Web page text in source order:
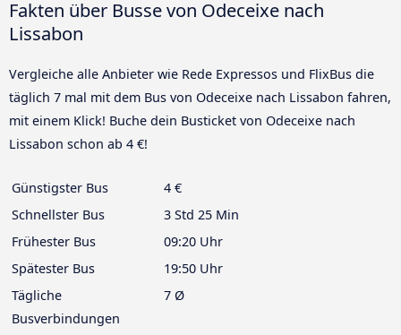
Fakten über Busse von Odeceixe nach
Lissabon
Vergleiche alle Anbieter wie Rede Expressos und FlixBus die
täglich 7 mal mit dem Bus von Odeceixe nach Lissabon fahren,
mit einem Klick! Buche dein Busticket von Odeceixe nach
Lissabon schon ab 4 €!
Günstigster Bus
4 €
Schnellster Bus
3 Std 25 Min
Frühester Bus
09:20 Uhr
Spätester Bus
19:50 Uhr
Tägliche
Busverbindungen
7 Ø